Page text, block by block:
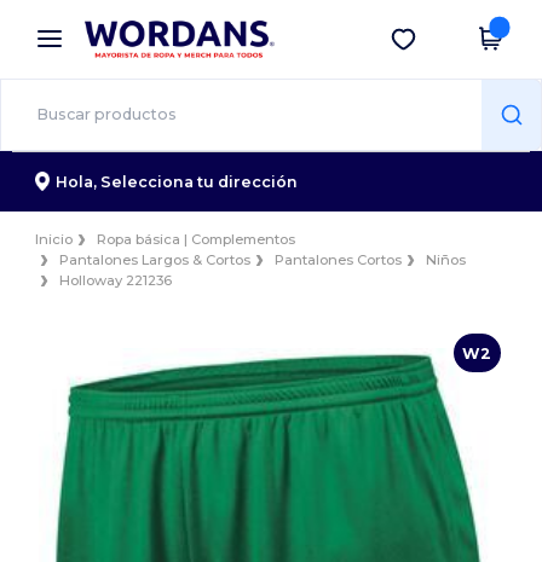
× App de Wordans
¡Mejores precios en app!
Descargar app
Hola, Selecciona tu dirección
Inicio
Ropa básica | Complementos
Pantalones Largos & Cortos
Pantalones Cortos
Niños
Holloway 221236
W2